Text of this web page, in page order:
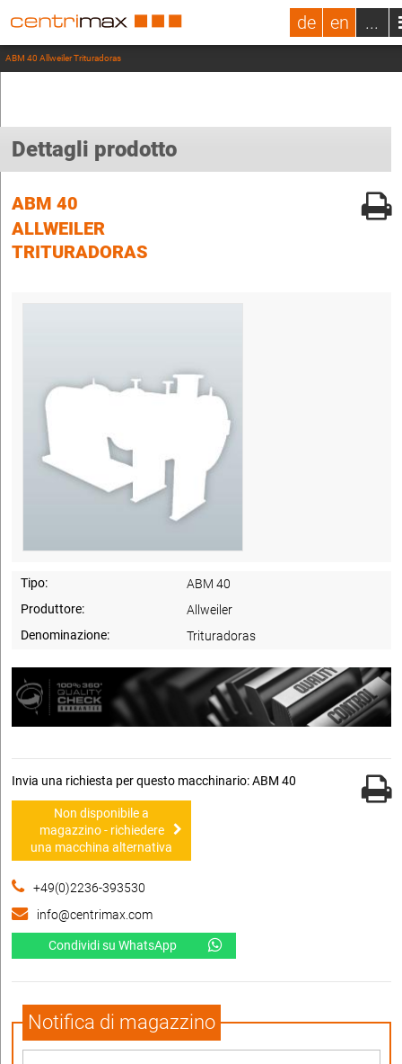
de en ...
ABM 40 Allweiler Trituradoras
Dettagli prodotto
ABM 40
ALLWEILER
TRITURADORAS
Tipo:
ABM 40
Produttore:
Allweiler
Denominazione:
Trituradoras
Invia una richiesta per questo macchinario: ABM 40
Non disponibile a
magazzino - richiedere
una macchina alternativa
+49(0)2236-393530
info@centrimax.com
Condividi su WhatsApp
Notifica di magazzino